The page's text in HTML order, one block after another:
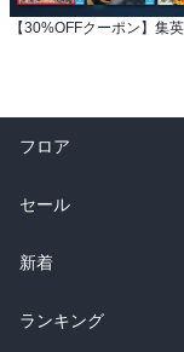
フロア
総合
ラノベ
雑誌・グラビア
セール
総合
ラノベ
新着
総合
ランキング